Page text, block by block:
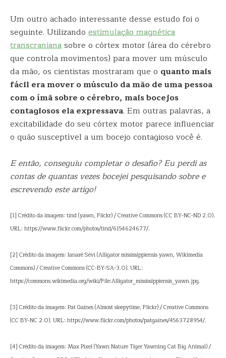
Um outro achado interessante desse estudo foi o
seguinte. Utilizando estimulação magnética
transcranianasobre o córtex motor (área do cérebro
que controla movimentos) para mover um músculo
da mão, os cientistas mostraram que o quanto mais
fácil era mover o músculo da mão de uma pessoa
com o ímã sobre o cérebro, mais bocejos
contagiosos ela expressava. Em outras palavras, a
excitabilidade do seu córtex motor parece influenciar
o quão susceptível a um bocejo contagioso você é.
E então, conseguiu completar o desafio? Eu perdi as
contas de quantas vezes bocejei pesquisando sobre e
escrevendo este artigo!
[1] Crédito da imagem: tind (yawn, Flickr) / Creative Commons (CC BY-NC-ND 2.0).
URL: https://www.flickr.com/photos/tind/6154624677/.
[2] Crédito da imagem: Ianaré Sévi (Alligator mississippiensis yawn, Wikimedia
Commons) / Creative Commons (CC-BY-SA-3.0). URL:
https://commons.wikimedia.org/wiki/File:Alligator_mississippiensis_yawn.jpg.
[3] Crédito da imagem: Pat Gaines (Almost sleepytime, Flickr) / Creative Commons
(CC BY-NC 2.0). URL: https://www.flickr.com/photos/patgaines/4563728954/.
[4] Crédito da imagem: Max Pixel (Yawn Nature Tiger Yawning Cat Big Animal) /